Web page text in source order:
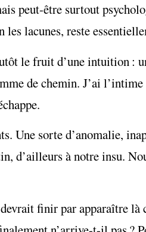
peut-être surtout
les lacunes, reste
le fruit d’une intuition :
de chemin. J’ai
Une sorte d’anomalie,
d’ailleurs à notre insu.
finir par apparaître